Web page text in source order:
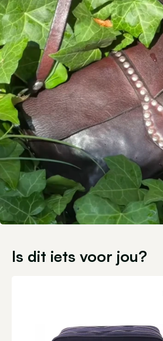
Is dit iets voor jou?